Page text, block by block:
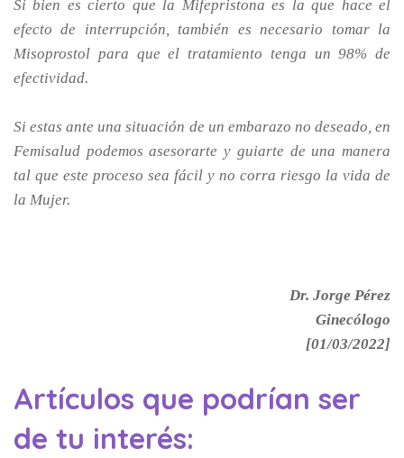
Si bien es cierto que la Mifepristona es la que hace el
efecto de interrupción, también es necesario tomar la
Misoprostol para que el tratamiento tenga un 98% de
efectividad.
Si estas ante una situación de un embarazo no deseado, en
Femisalud podemos asesorarte y guiarte de una manera
tal que este proceso sea fácil y no corra riesgo la vida de
la Mujer.
Dr. Jorge Pérez
Ginecólogo
[01/03/2022]
Artículos que podrían ser
de tu interés: